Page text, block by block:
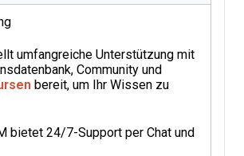
umfangreiche Unterstützung mit
Community und
bereit, um Ihr Wissen zu
bietet 24/7-Support per Chat und